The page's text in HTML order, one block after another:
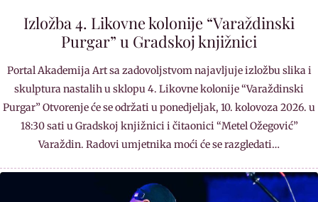
Izložba 4. Likovne kolonije “Varaždinski
Purgar” u Gradskoj knjižnici
Portal Akademija Art sa zadovoljstvom najavljuje izložbu slika i
skulptura nastalih u sklopu 4. Likovne kolonije “Varaždinski
Purgar” Otvorenje će se održati u ponedjeljak, 10. kolovoza 2026. u
18:30 sati u Gradskoj knjižnici i čitaonici “Metel Ožegović”
Varaždin. Radovi umjetnika moći će se razgledati…